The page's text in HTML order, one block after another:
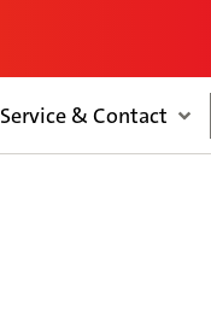
Service & Contact